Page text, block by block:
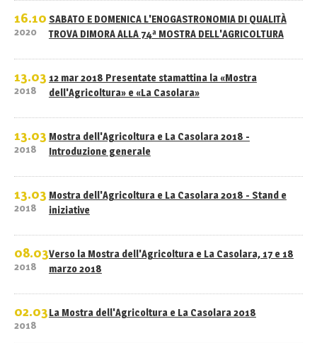
16.10
2020
SABATO E DOMENICA L'ENOGASTRONOMIA DI QUALITÀ
TROVA DIMORA ALLA 74ª MOSTRA DELL'AGRICOLTURA
13.03
2018
12 mar 2018 Presentate stamattina la «Mostra
dell'Agricoltura» e «La Casolara»
13.03
2018
Mostra dell'Agricoltura e La Casolara 2018 -
Introduzione generale
13.03
2018
Mostra dell'Agricoltura e La Casolara 2018 - Stand e
iniziative
08.03
2018
Verso la Mostra dell'Agricoltura e La Casolara, 17 e 18
marzo 2018
02.03
2018
La Mostra dell'Agricoltura e La Casolara 2018